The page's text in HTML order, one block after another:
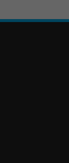
Medien akzeptiert